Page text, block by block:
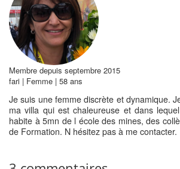
Membre depuis septembre 2015
fari | Femme | 58 ans
Je suis une femme discrète et dynamique.
ma villa qui est chaleureuse et dans
habite à 5mn de l école des mines, des
de Formation. N hésitez pas à me contacter.